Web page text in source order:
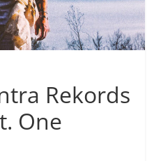
Rekords
One